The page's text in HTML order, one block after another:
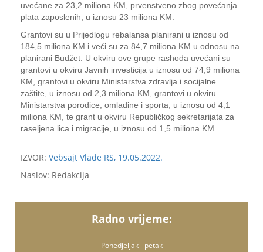
uvećane za 23,2 miliona KM, prvenstveno zbog povećanja
plata zaposlenih, u iznosu 23 miliona KM.
Grantovi su u Prijedlogu rebalansa planirani u iznosu od
184,5 miliona KM i veći su za 84,7 miliona KM u odnosu na
planirani Budžet. U okviru ove grupe rashoda uvećani su
grantovi u okviru Javnih investicija u iznosu od 74,9 miliona
KM, grantovi u okviru Ministarstva zdravlja i socijalne
zaštite, u iznosu od 2,3 miliona KM, grantovi u okviru
Ministarstva porodice, omladine i sporta, u iznosu od 4,1
miliona KM, te grant u okviru Republičkog sekretarijata za
raseljena lica i migracije, u iznosu od 1,5 miliona KM.
IZVOR: Vebsajt Vlade RS, 19.05.2022.
Naslov: Redakcija
Radno vrijeme:
Ponedjeljak - petak